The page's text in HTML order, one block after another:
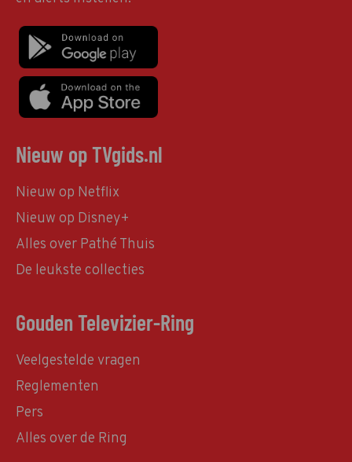
Nieuw op TVgids.nl
Nieuw op Netflix
Nieuw op Disney+
Alles over Pathé Thuis
De leukste collecties
Gouden Televizier-Ring
Veelgestelde vragen
Reglementen
Pers
Alles over de Ring